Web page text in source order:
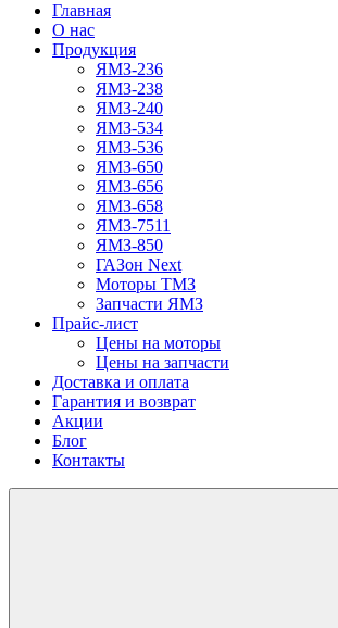
Главная
О нас
Продукция
ЯМЗ-236
ЯМЗ-238
ЯМЗ-240
ЯМЗ-534
ЯМЗ-536
ЯМЗ-650
ЯМЗ-656
ЯМЗ-658
ЯМЗ-7511
ЯМЗ-850
ГАЗон Next
Моторы ТМЗ
Запчасти ЯМЗ
Прайс-лист
Цены на моторы
Цены на запчасти
Доставка и оплата
Гарантия и возврат
Акции
Блог
Контакты